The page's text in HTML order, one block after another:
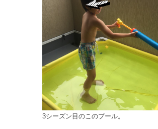
3シーズン目のこのプール。